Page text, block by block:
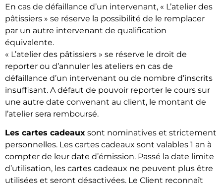
En cas de défaillance d’un intervenant, « L’atelier des
pâtissiers » se réserve la possibilité de le remplacer
par un autre intervenant de qualification
équivalente.
« L’atelier des pâtissiers » se réserve le droit de
reporter ou d’annuler les ateliers en cas de
défaillance d’un intervenant ou de nombre d’inscrits
insuffisant. A défaut de pouvoir reporter le cours sur
une autre date convenant au client, le montant de
l’atelier sera remboursé.
Les cartes cadeaux sont nominatives et strictement
personnelles. Les cartes cadeaux sont valables 1 an à
compter de leur date d’émission. Passé la date limite
d’utilisation, les cartes cadeaux ne peuvent plus être
utilisées et seront désactivées. Le Client reconnaît